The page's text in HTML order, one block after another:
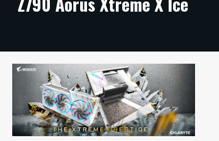
ARTIKKELIT
TECHBBS
TIETOA
KAUPPA
VAIHDA TEEMA